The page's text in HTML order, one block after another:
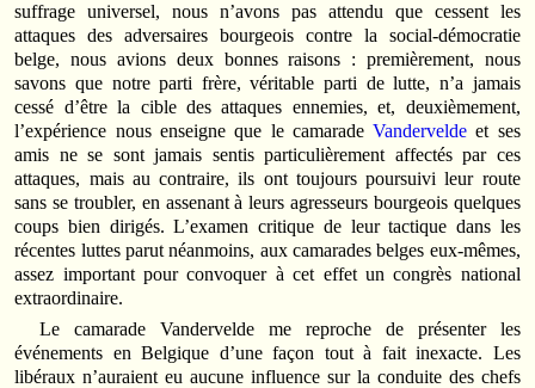
suffrage universel, nous n’avons pas attendu que cessent les
attaques des adversaires bourgeois contre la social-démocratie
belge, nous avions deux bonnes raisons : premièrement, nous
savons que notre parti frère, véritable parti de lutte, n’a jamais
cessé d’être la cible des attaques ennemies, et, deuxièmement,
l’expérience nous enseigne que le camaradeVandervelde et ses
amis ne se sont jamais sentis particulièrement affectés par ces
attaques, mais au contraire, ils ont toujours poursuivi leur route
sans se troubler, en assenant à leurs agresseurs bourgeois quelques
coups bien dirigés. L’examen critique de leur tactique dans les
récentes luttes parut néanmoins, aux camarades belges eux-mêmes,
assez important pour convoquer à cet effet un congrès national
extraordinaire.
Le camarade Vandervelde me reproche de présenter les
événements en Belgique d’une façon tout à fait inexacte. Les
libéraux n’auraient eu aucune influence sur la conduite des chefs